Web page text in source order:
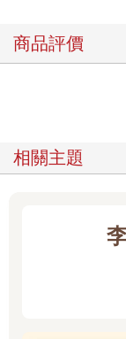
商品評價
相關主題